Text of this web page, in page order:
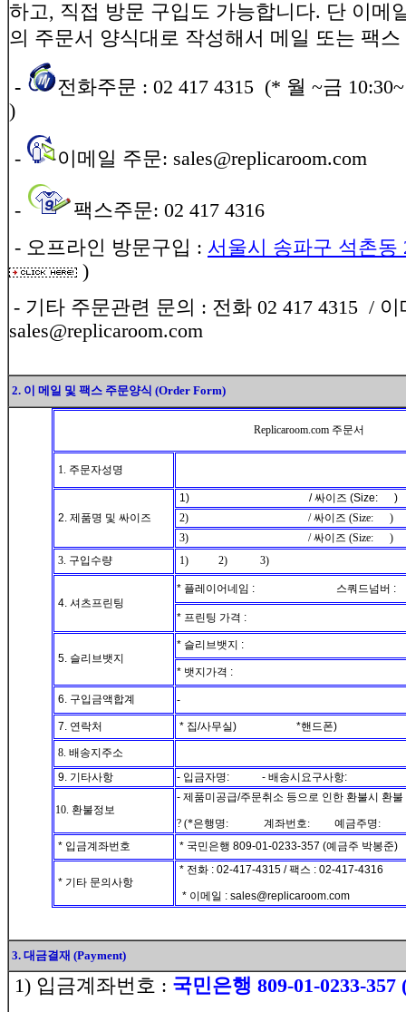
하고, 직접 방문 구입도 가능합니다. 단 이메
의 주문서 양식대로 작성해서 메일 또는 팩
-
전화주문 : 02 417 4315 (* 월 ~금
)
- 이메일 주문: sales@replicaroom.com
-
팩스주문: 02 417 4316
- 오프라인 방문구입 : 서울시 송파구 석촌동
)
- 기타 주문관련 문의 : 전화 02 417 4315 / 이
sales@replicaroom.com
2. 이 메일 및 팩스 주문양식 (Order Form)
Replicaroom.com 주문서
1. 주문자성명
2. 제품명 및 싸이즈
1) / 싸이즈 (Size: )
2) / 싸이즈 (Size: )
3) / 싸이즈 (Size: )
3. 구입수량
1) 2) 3)
4. 셔츠프린팅
* 플레이어네임 : 스쿼드넘버 :
* 프린팅 가격 :
5. 슬리브뱃지
* 슬리브뱃지 :
* 뱃지가격 :
6. 구입금액합계 -
7. 연락처 * 집/사무실) *핸드폰)
8. 배송지주소
9. 기타사항
- 입금자명: - 배송시요구사항:
10. 환불정보
- 제품미공급/주문취소 등으로 인한 환불시 환
? (*은행명: 계좌번호: 예금주명:
* 입금계좌번호
* 국민은행 809-01-0233-357 (예금주 박봉준)
* 기타 문의사항
* 전화 : 02-417-4315 / 팩스 : 02-417-4316
* 이메일 : sales@replicaroom.com
3. 대금결재 (Payment)
1) 입금계좌번호 : 국민은행 809-01-0233-